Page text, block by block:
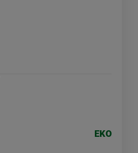
EKO